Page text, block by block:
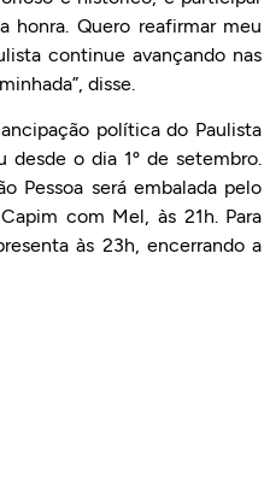
honra. Quero reafirmar meu
continue avançando nas
disse.
política do Paulista
o dia 1º de setembro.
Pessoa será embalada pelo
com Mel, às 21h. Para
às 23h, encerrando a